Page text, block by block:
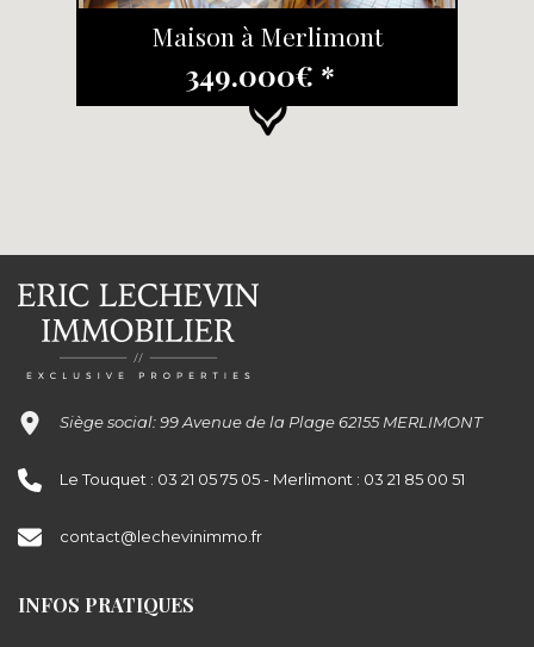
Maison à Merlimont
349.000€ *
Siège social: 99 Avenue de la Plage 62155 MERLIMONT
Le Touquet : 03 21 05 75 05 - Merlimont : 03 21 85 00 51
contact@lechevinimmo.fr
INFOS PRATIQUES